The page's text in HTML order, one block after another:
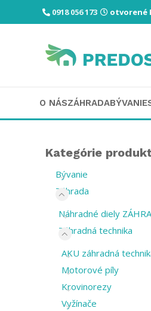
0918 056 173 otvorené
O NÁSZÁHRADABÝVANIE
Kategórie
Bývanie
Záhrada
Náhradné diely
Záhradná technika
AKU záhradná
Motorové píly
Krovinorezy
Vyžínače